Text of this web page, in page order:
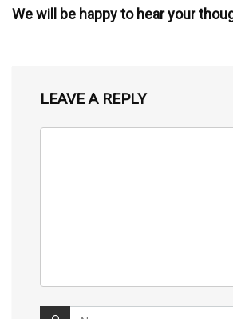
We will be happy to hear your
LEAVE A REPLY